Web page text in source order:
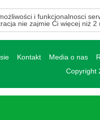
i funkcjonalnosci
nie zajmie Ci więcej niż 2
Kontakt Media o nas
Copyright